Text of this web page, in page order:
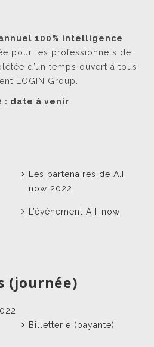
100% intelligence
pour les professionnels de
d’un temps ouvert à tous
LOGIN Group.
: date à venir
Les partenaires de A.I
now 2022
L’événement A.I_now
(journée)
Billetterie (payante)